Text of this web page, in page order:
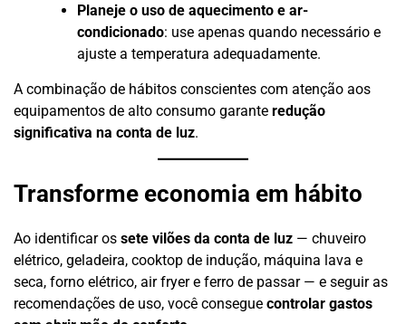
Planeje o uso de aquecimento e ar-
condicionado: use apenas quando necessário e
ajuste a temperatura adequadamente.
A combinação de hábitos conscientes com atenção aos
equipamentos de alto consumo garante redução
significativa na conta de luz.
Transforme economia em hábito
Ao identificar os sete vilões da conta de luz — chuveiro
elétrico, geladeira, cooktop de indução, máquina lava e
seca, forno elétrico, air fryer e ferro de passar — e seguir as
recomendações de uso, você consegue controlar gastos